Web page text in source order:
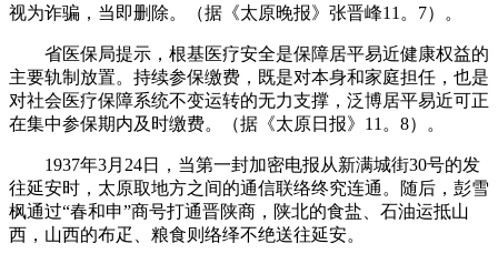
视为诈骗，当即删除。（据《太原晚报》张晋峰11。7）。
省医保局提示，根基医疗安全是保障居平易近健康权益的
主要轨制放置。持续参保缴费，既是对本身和家庭担任，也是
对社会医疗保障系统不变运转的无力支撑，泛博居平易近可正
在集中参保期内及时缴费。（据《太原日报》11。8）。
1937年3月24日，当第一封加密电报从新满城街30号的发
往延安时，太原取地方之间的通信联络终究连通。随后，彭雪
枫通过“春和申”商号打通晋陕商，陕北的食盐、石油运抵山
西，山西的布疋、粮食则络绎不绝送往延安。